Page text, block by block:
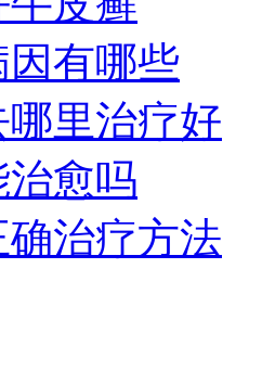
有哪些
里治疗好
愈吗
治疗方法